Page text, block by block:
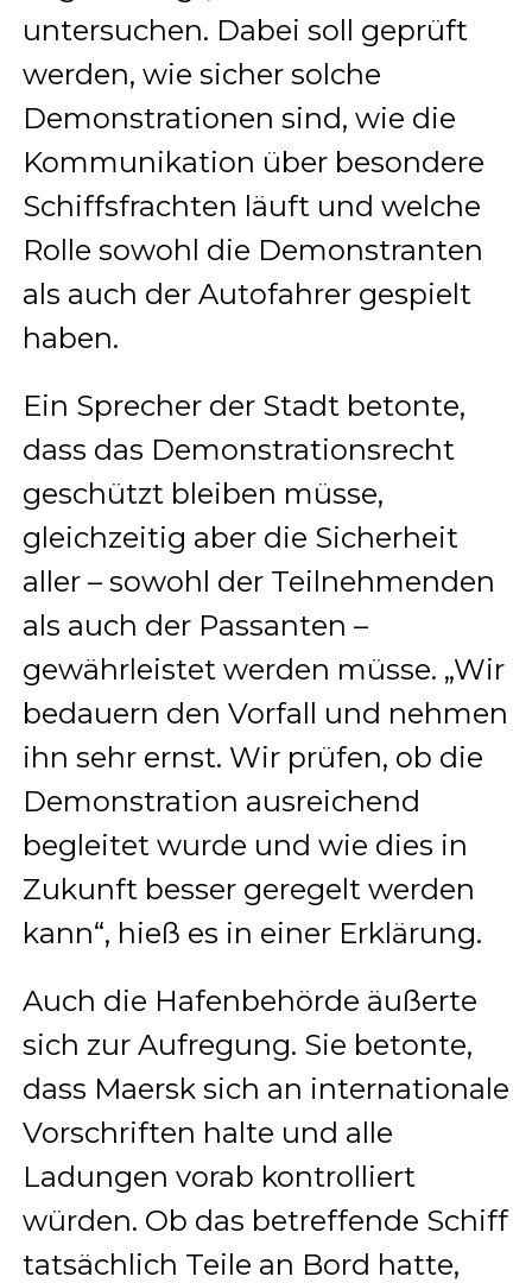
untersuchen. Dabei soll geprüft
werden, wie sicher solche
Demonstrationen sind, wie die
Kommunikation über besondere
Schiffsfrachten läuft und welche
Rolle sowohl die Demonstranten
als auch der Autofahrer gespielt
haben.
Ein Sprecher der Stadt betonte,
dass das Demonstrationsrecht
geschützt bleiben müsse,
gleichzeitig aber die Sicherheit
aller – sowohl der Teilnehmenden
als auch der Passanten –
gewährleistet werden müsse. „Wir
bedauern den Vorfall und nehmen
ihn sehr ernst. Wir prüfen, ob die
Demonstration ausreichend
begleitet wurde und wie dies in
Zukunft besser geregelt werden
kann“, hieß es in einer Erklärung.
Auch die Hafenbehörde äußerte
sich zur Aufregung. Sie betonte,
dass Maersk sich an internationale
Vorschriften halte und alle
Ladungen vorab kontrolliert
würden. Ob das betreffende Schiff
tatsächlich Teile an Bord hatte,